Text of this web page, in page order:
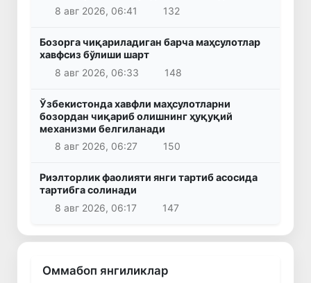
8 авг 2026, 06:41
132
Бозорга чиқариладиган барча маҳсулотлар
хавфсиз бўлиши шарт
8 авг 2026, 06:33
148
Ўзбекистонда хавфли маҳсулотларни
бозордан чиқариб олишнинг ҳуқуқий
механизми белгиланади
8 авг 2026, 06:27
150
Риэлторлик фаолияти янги тартиб асосида
тартибга солинади
8 авг 2026, 06:17
147
Оммабоп янгиликлар